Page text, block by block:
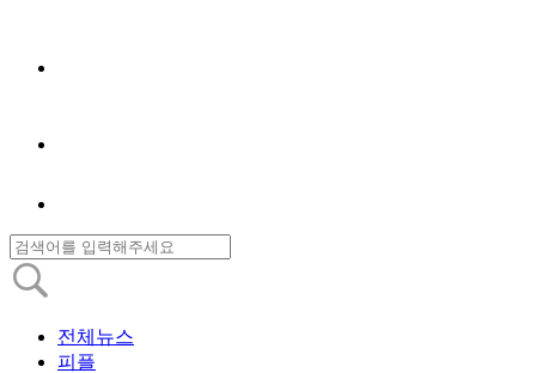
전체뉴스
피플